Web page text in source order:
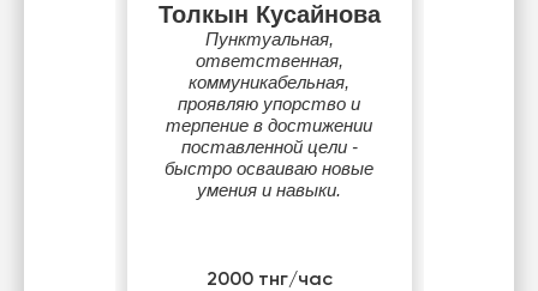
Толкын Кусайнова
Пунктуальная,
ответственная,
коммуникабельная,
проявляю упорство и
терпение в достижении
поставленной цели -
быстро осваиваю новые
умения и навыки.
2000 тнг/час